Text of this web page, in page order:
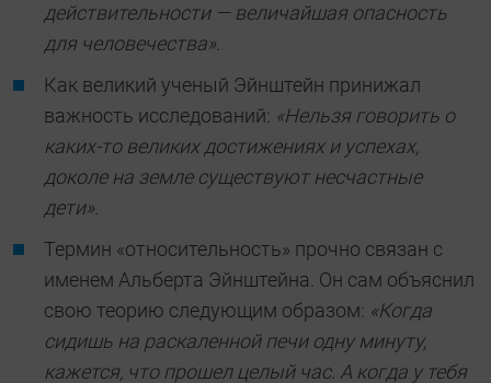
действительности — величайшая опасность
для человечества».
Как великий ученый Эйнштейн принижал
важность исследований: «Нельзя говорить о
каких-то великих достижениях и успехах,
доколе на земле существуют несчастные
дети».
Термин «относительность» прочно связан с
именем Альберта Эйнштейна. Он сам объяснил
свою теорию следующим образом: «Когда
сидишь на раскаленной печи одну минуту,
кажется, что прошел целый час. А когда у тебя